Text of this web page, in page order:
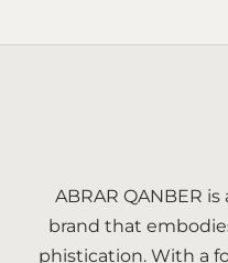
ABRAR QANBER
brand that
phistication. With a